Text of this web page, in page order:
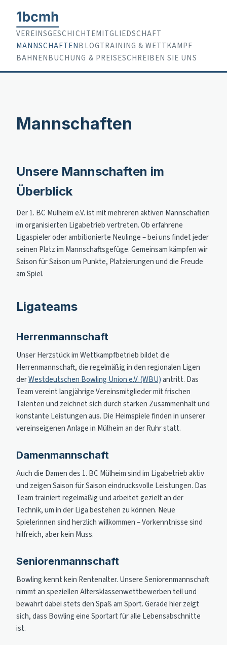
VEREINSGESCHICHTEMITGLIEDSCHAFT
MANNSCHAFTENBLOGTRAINING & WETTKAMPF
BAHNENBUCHUNG & PREISESCHREIBEN SIE UNS
Mannschaften
Unsere Mannschaften im
Überblick
Der 1. BC Mülheim e.V. ist mit mehreren aktiven Mannschaften
im organisierten Ligabetrieb vertreten. Ob erfahrene
Ligaspieler oder ambitionierte Neulinge – bei uns findet jeder
seinen Platz im Mannschaftsgefüge. Gemeinsam kämpfen wir
Saison für Saison um Punkte, Platzierungen und die Freude
am Spiel.
Ligateams
Herrenmannschaft
Unser Herzstück im Wettkampfbetrieb bildet die
Herrenmannschaft, die regelmäßig in den regionalen Ligen
derWestdeutschen Bowling Union e.V. (WBU)antritt. Das
Team vereint langjährige Vereinsmitglieder mit frischen
Talenten und zeichnet sich durch starken Zusammenhalt und
konstante Leistungen aus. Die Heimspiele finden in unserer
vereinseigenen Anlage in Mülheim an der Ruhr statt.
Damenmannschaft
Auch die Damen des 1. BC Mülheim sind im Ligabetrieb aktiv
und zeigen Saison für Saison eindrucksvolle Leistungen. Das
Team trainiert regelmäßig und arbeitet gezielt an der
Technik, um in der Liga bestehen zu können. Neue
Spielerinnen sind herzlich willkommen – Vorkenntnisse sind
hilfreich, aber kein Muss.
Seniorenmannschaft
Bowling kennt kein Rentenalter. Unsere Seniorenmannschaft
nimmt an speziellen Altersklassenwettbewerben teil und
bewahrt dabei stets den Spaß am Sport. Gerade hier zeigt
sich, dass Bowling eine Sportart für alle Lebensabschnitte
ist.